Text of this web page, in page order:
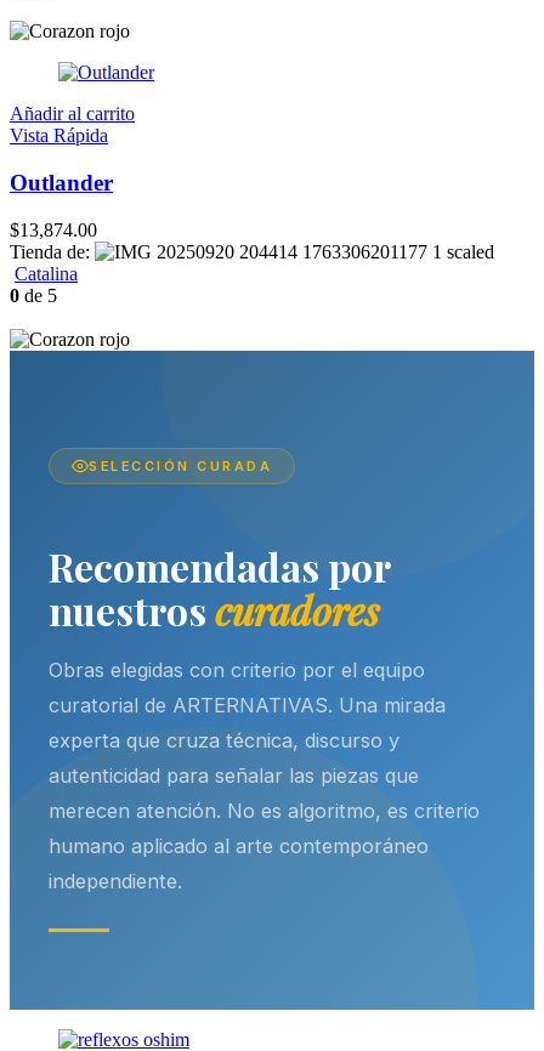
Añadir al carrito
Vista Rápida
Outlander
$13,874.00
Tienda de:
Catalina
0 de 5
SELECCIÓN CURADA
Recomendadas por
nuestroscuradores
Obras elegidas con criterio por el equipo
curatorial de ARTERNATIVAS. Una mirada
experta que cruza técnica, discurso y
autenticidad para señalar las piezas que
merecen atención. No es algoritmo, es criterio
humano aplicado al arte contemporáneo
independiente.